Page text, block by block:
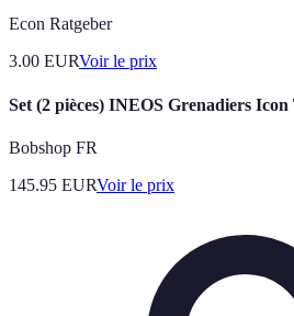
Econ Ratgeber
3.00 EURVoir le prix
Set (2 pièces) INEOS Grenadiers
Bobshop FR
145.95 EURVoir le prix